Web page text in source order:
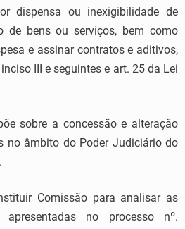
dispensa ou inexigibilidade de
de bens ou serviços, bem como
e assinar contratos e aditivos,
III e seguintes e art. 25 da Lei
sobre a concessão e alteração
no âmbito do Poder Judiciário do
Comissão para analisar as
no processo nº.